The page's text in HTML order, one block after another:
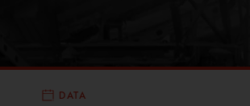
DATA